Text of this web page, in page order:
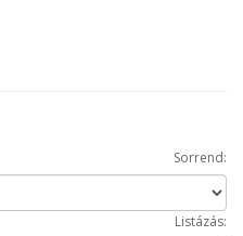
Sorrend:
Listázás: